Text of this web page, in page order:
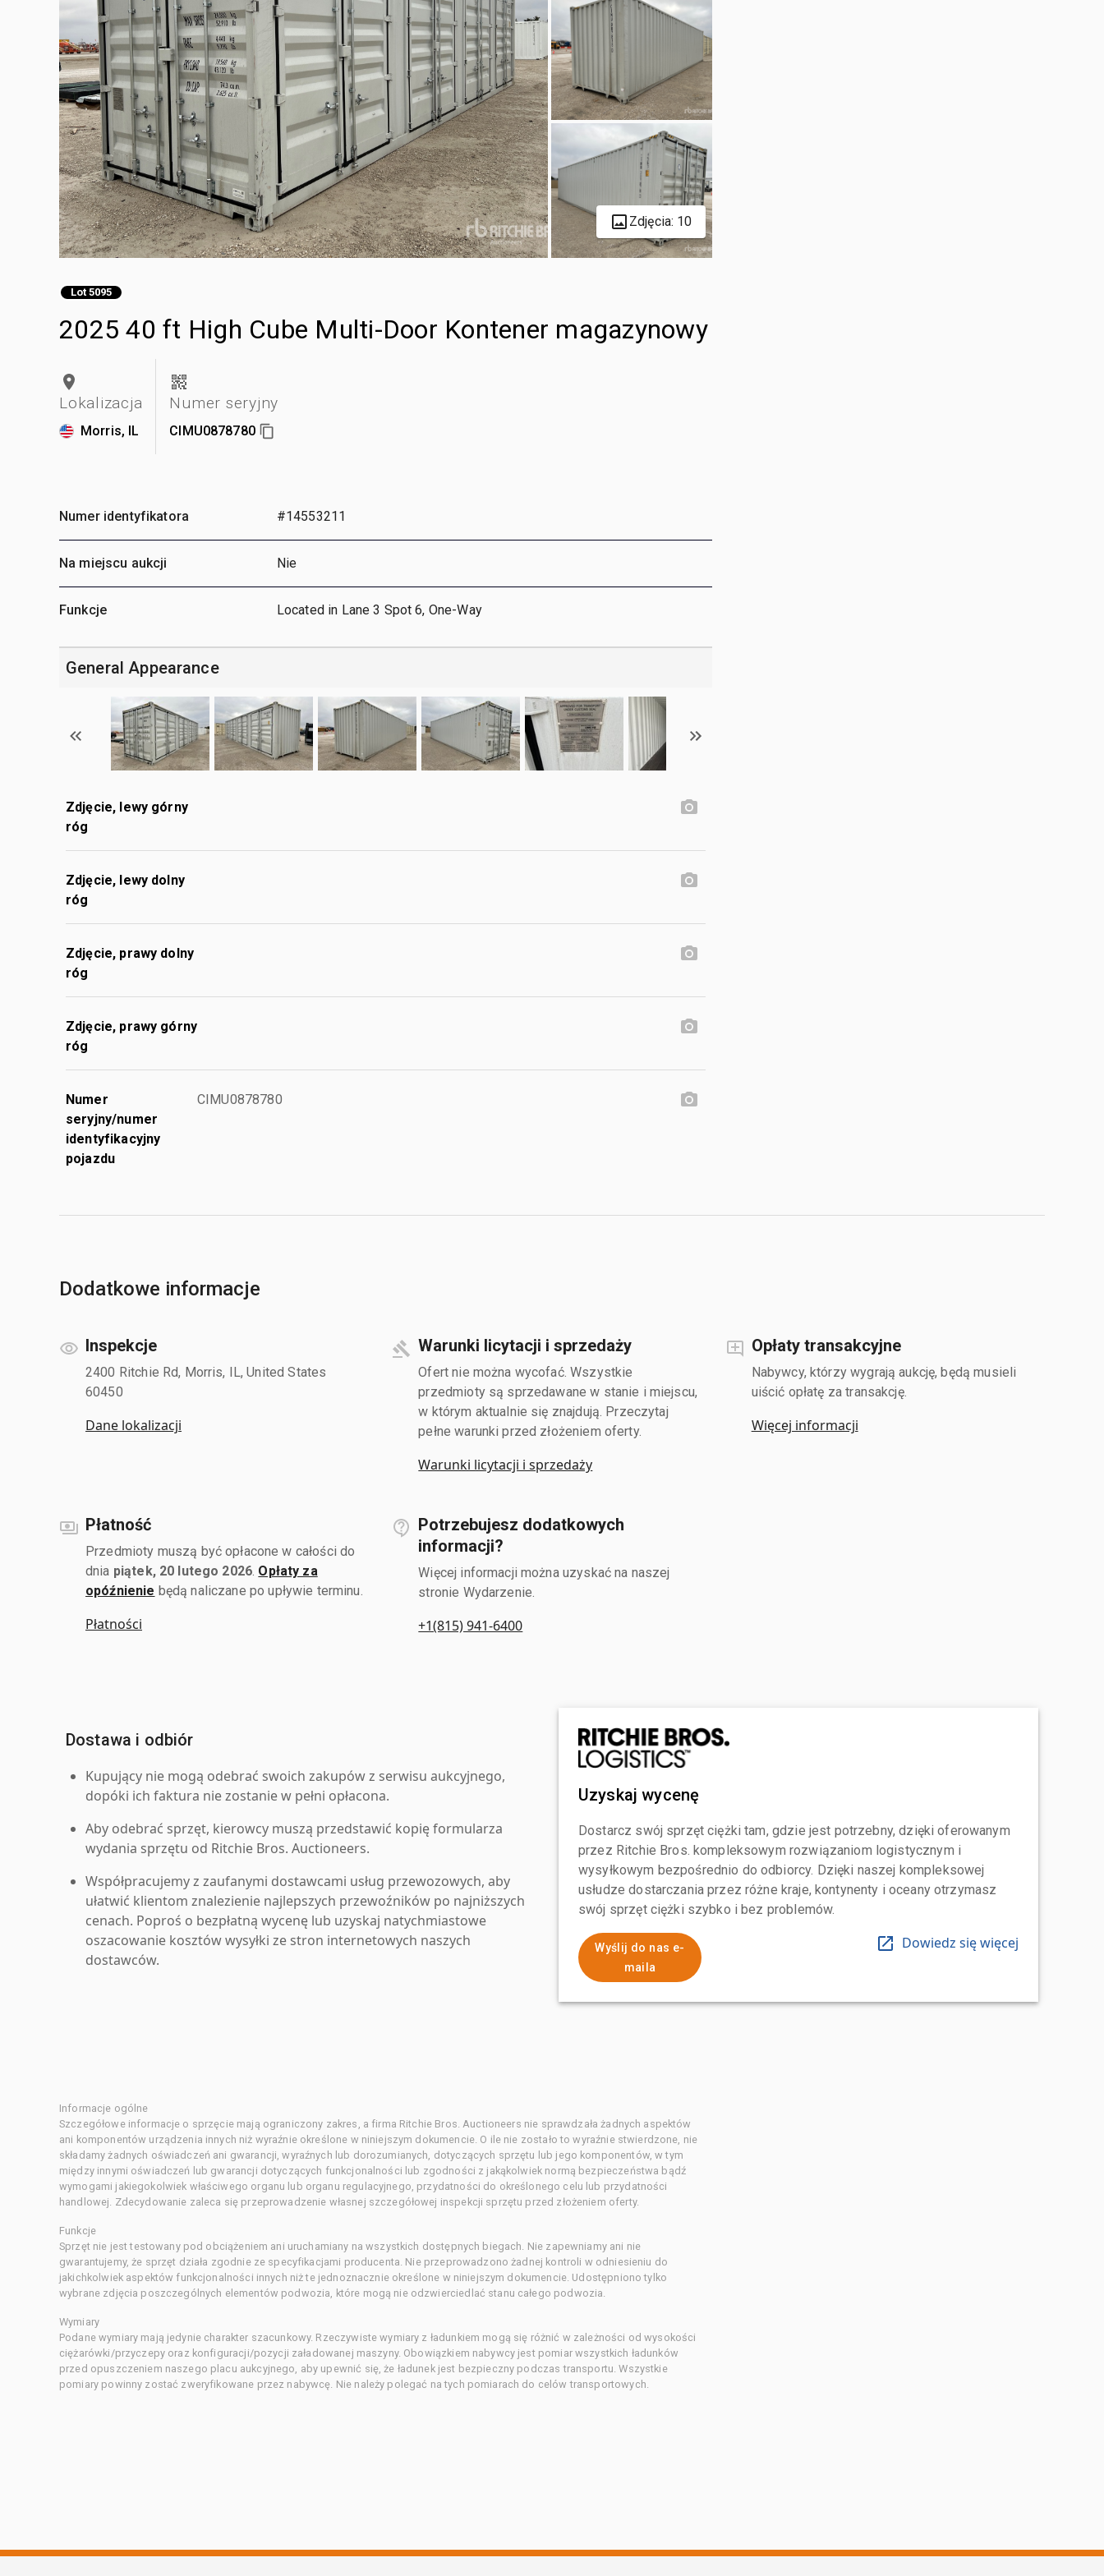
Zdjęcia: 10
Lot 5095
2025 40 ft High Cube Multi-Door Kontener magazynowy
Lokalizacja
Morris, IL
Numer seryjny
CIMU0878780
Numer identyfikatora #14553211
Na miejscu aukcji Nie
Funkcje Located in Lane 3 Spot 6, One-Way
General Appearance
Zdjęcie, lewy górny
róg
Zdjęcie, lewy dolny
róg
Zdjęcie, prawy dolny
róg
Zdjęcie, prawy górny
róg
Numer
seryjny/numer
identyfikacyjny
pojazdu
CIMU0878780
Dodatkowe informacje
Inspekcje
2400 Ritchie Rd, Morris, IL, United States
60450
Dane lokalizacji
Warunki licytacji i sprzedaży
Ofert nie można wycofać. Wszystkie
przedmioty są sprzedawane w stanie i miejscu,
w którym aktualnie się znajdują. Przeczytaj
pełne warunki przed złożeniem oferty.
Warunki licytacji i sprzedaży
Opłaty transakcyjne
Nabywcy, którzy wygrają aukcję, będą musieli
uiścić opłatę za transakcję.
Więcej informacji
Płatność
Przedmioty muszą być opłacone w całości do
dnia piątek, 20 lutego 2026 Opłaty za
opóźnienie będą naliczane po upływie terminu.
Płatności
Potrzebujesz dodatkowych
informacji?
Więcej informacji można uzyskać na naszej
stronie Wydarzenie.
+1(815) 941-6400
Dostawa i odbiór
Kupujący nie mogą odebrać swoich zakupów z serwisu aukcyjnego,
dopóki ich faktura nie zostanie w pełni opłacona.
Aby odebrać sprzęt, kierowcy muszą przedstawić kopię formularza
wydania sprzętu od Ritchie Bros. Auctioneers.
Współpracujemy z zaufanymi dostawcami usług przewozowych, aby
ułatwić klientom znalezienie najlepszych przewoźników po najniższych
cenach. Poproś o bezpłatną wycenę lub uzyskaj natychmiastowe
oszacowanie kosztów wysyłki ze stron internetowych naszych
dostawców.
Uzyskaj wycenę
Dostarcz swój sprzęt ciężki tam, gdzie jest potrzebny, dzięki oferowanym
przez Ritchie Bros. kompleksowym rozwiązaniom logistycznym i
wysyłkowym bezpośrednio do odbiorcy. Dzięki naszej kompleksowej
usłudze dostarczania przez różne kraje, kontynenty i oceany otrzymasz
swój sprzęt ciężki szybko i bez problemów.
Wyślij do nas e-
maila
Dowiedz się więcej
Informacje ogólne
Szczegółowe informacje o sprzęcie mają ograniczony zakres, a firma Ritchie Bros. Auctioneers nie sprawdzała żadnych aspektów
ani komponentów urządzenia innych niż wyraźnie określone w niniejszym dokumencie. O ile nie zostało to wyraźnie stwierdzone, nie
składamy żadnych oświadczeń ani gwarancji, wyraźnych lub dorozumianych, dotyczących sprzętu lub jego komponentów, w tym
między innymi oświadczeń lub gwarancji dotyczących funkcjonalności lub zgodności z jakąkolwiek normą bezpieczeństwa bądź
wymogami jakiegokolwiek właściwego organu lub organu regulacyjnego, przydatności do określonego celu lub przydatności
handlowej. Zdecydowanie zaleca się przeprowadzenie własnej szczegółowej inspekcji sprzętu przed złożeniem oferty.
Funkcje
Sprzęt nie jest testowany pod obciążeniem ani uruchamiany na wszystkich dostępnych biegach. Nie zapewniamy ani nie
gwarantujemy, że sprzęt działa zgodnie ze specyfikacjami producenta. Nie przeprowadzono żadnej kontroli w odniesieniu do
jakichkolwiek aspektów funkcjonalności innych niż te jednoznacznie określone w niniejszym dokumencie. Udostępniono tylko
wybrane zdjęcia poszczególnych elementów podwozia, które mogą nie odzwierciedlać stanu całego podwozia.
Wymiary
Podane wymiary mają jedynie charakter szacunkowy. Rzeczywiste wymiary z ładunkiem mogą się różnić w zależności od wysokości
ciężarówki/przyczepy oraz konfiguracji/pozycji załadowanej maszyny. Obowiązkiem nabywcy jest pomiar wszystkich ładunków
przed opuszczeniem naszego placu aukcyjnego, aby upewnić się, że ładunek jest bezpieczny podczas transportu. Wszystkie
pomiary powinny zostać zweryfikowane przez nabywcę. Nie należy polegać na tych pomiarach do celów transportowych.